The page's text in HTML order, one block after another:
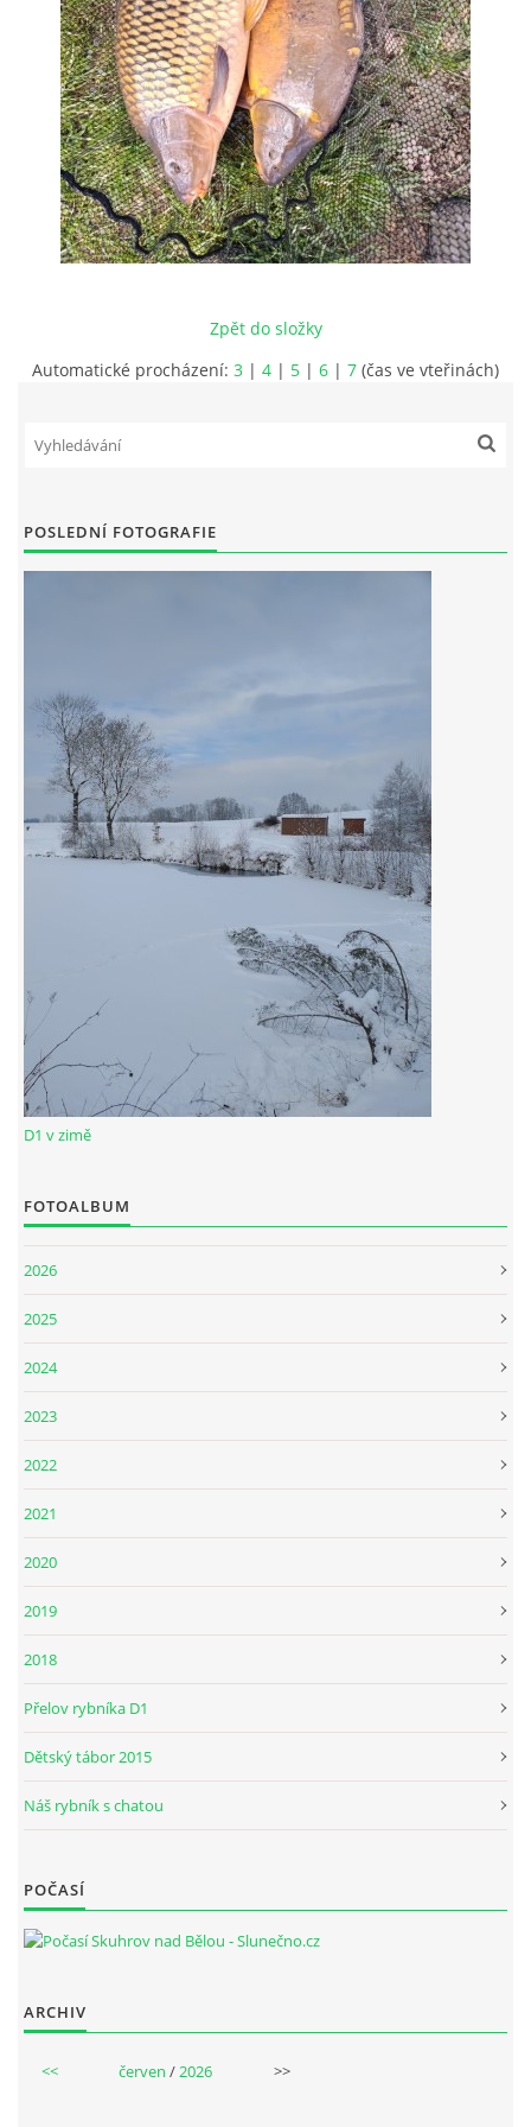
JAK SE STÁT ČLENEM MO ČRS
RYBÁŘSKÝ ŘÁD, MÍSTNÍ POVOLENKY
PLÁN AKCÍ
PROBĚHLÉ AKCE
RYBÁŘSKÝ ŘÁD VÝCHODOČESKÉHO RYBÁŘSKEHO SVAZU
© 2026 eStránky.cz
Zpět do složky
Automatické procházení: 3 | 4 | 5 | 6 | 7 (čas ve vteřinách)
POSLEDNÍ FOTOGRAFIE
D1 v zimě
FOTOALBUM
2026
2025
2024
2023
2022
2021
2020
2019
2018
Přelov rybníka D1
Dětský tábor 2015
Náš rybník s chatou
POČASÍ
ARCHIV
<< červen /2026 >>